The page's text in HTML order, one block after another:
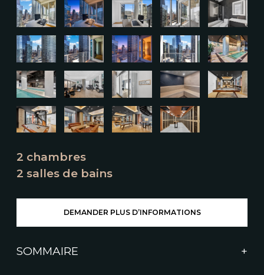
2 chambres
2 salles de bains
DEMANDER PLUS D’INFORMATIONS
SOMMAIRE